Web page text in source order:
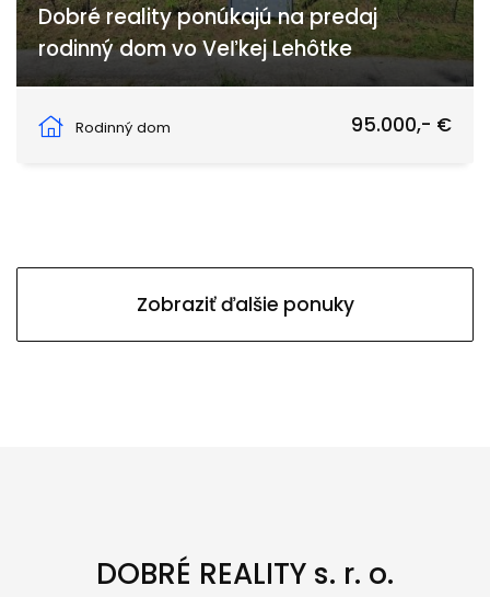
Dobré reality ponúkajú na predaj
rodinný dom vo Veľkej Lehôtke
Rodinný dom
95.000,- €
Zobraziť ďalšie ponuky
DOBRÉ REALITY s. r. o.